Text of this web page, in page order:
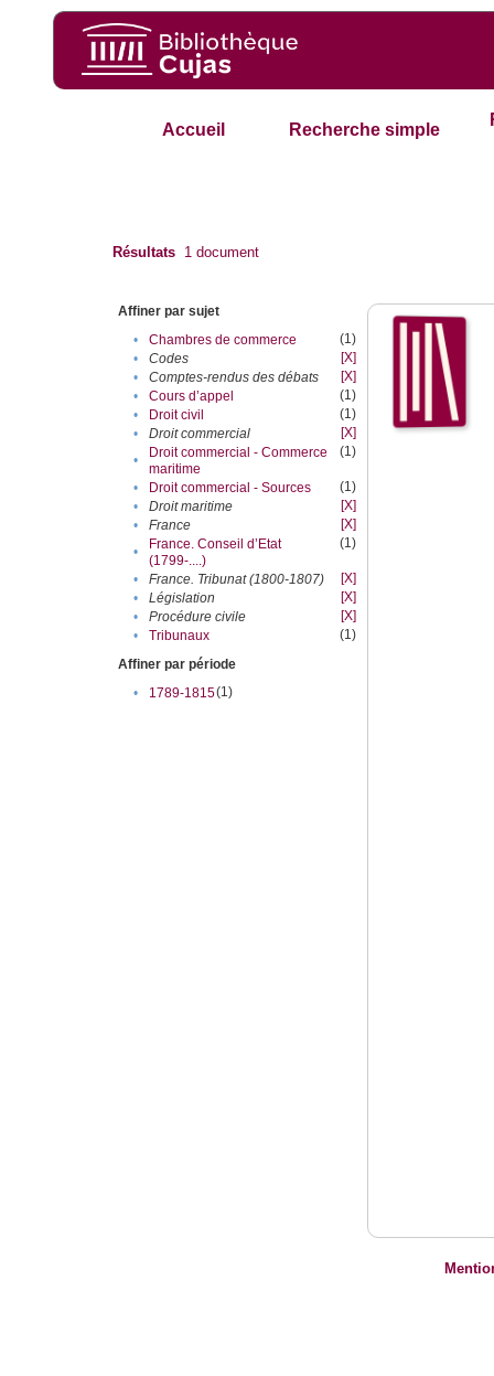
Accueil Recherche simple
Résultats 1 document
Affiner par sujet
•
Chambres de commerce
(1)
•
Codes
[X]
•
Comptes-rendus des débats
[X]
•
Cours d’appel
(1)
•
Droit civil
(1)
•
Droit commercial
[X]
•
Droit commercial - Commerce
maritime
(1)
• Droit commercial - Sources
(1)
•
Droit maritime
[X]
•
France
[X]
•
France. Conseil d’Etat
(1799-....)
(1)
• France. Tribunat (1800-1807)
[X]
•
Législation
[X]
•
Procédure civile
[X]
•
Tribunaux
(1)
Affiner par période
•
1789-1815(1)